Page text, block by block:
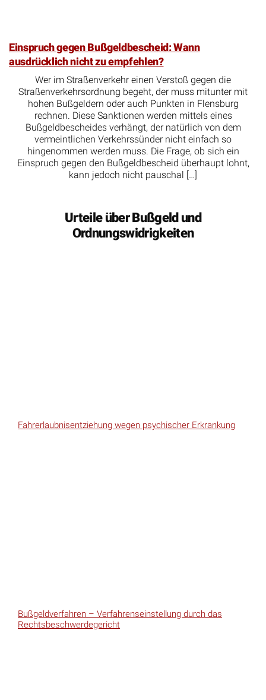
Einspruch gegen Bußgeldbescheid: Wann
ausdrücklich nicht zu empfehlen?
Wer im Straßenverkehr einen Verstoß gegen die
Straßenverkehrsordnung begeht, der muss mitunter mit
hohen Bußgeldern oder auch Punkten in Flensburg
rechnen. Diese Sanktionen werden mittels eines
Bußgeldbescheides verhängt, der natürlich von dem
vermeintlichen Verkehrssünder nicht einfach so
hingenommen werden muss. Die Frage, ob sich ein
Einspruch gegen den Bußgeldbescheid überhaupt lohnt,
kann jedoch nicht pauschal […]
Urteile über Bußgeld und
Ordnungswidrigkeiten
Fahrerlaubnisentziehung wegen psychischer Erkrankung
Bußgeldverfahren – Verfahrenseinstellung durch das
Rechtsbeschwerdegericht